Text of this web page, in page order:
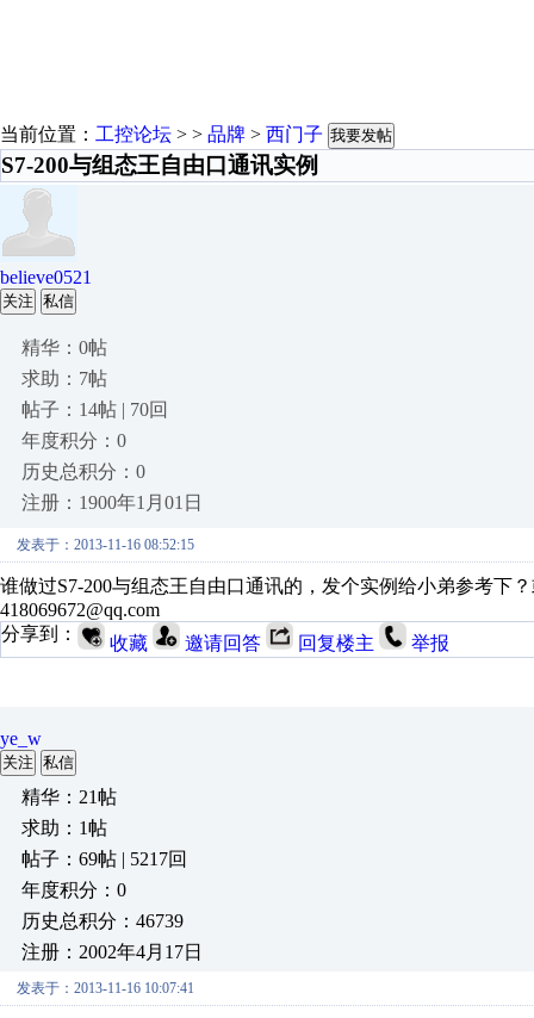
当前位置： 工控论坛 > > 品牌 > 西门子 我要发帖
S7-200与组态王自由口通讯实例
believe0521
关注 私信
精华：0帖
求助：7帖
帖子：14帖 | 70回
年度积分：0
历史总积分：0
注册：1900年1月01日
发表于：2013-11-16 08:52:15
谁做过S7-200与组态王自由口通讯的，发个实例给小弟参考下
418069672@qq.com
分享到：
收藏 邀请回答 回复楼主 举报
ye_w
关注 私信
精华：21帖
求助：1帖
帖子：69帖 | 5217回
年度积分：0
历史总积分：46739
注册：2002年4月17日
发表于：2013-11-16 10:07:41